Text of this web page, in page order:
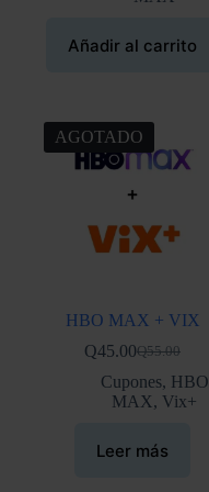
Añadir al carrito
AGOTADO
HBO MAX + VIX
Q55.00
El
precio
original
Q45.00El
precio
actual
Cupones, HBO
MAX, Vix+
Leer más